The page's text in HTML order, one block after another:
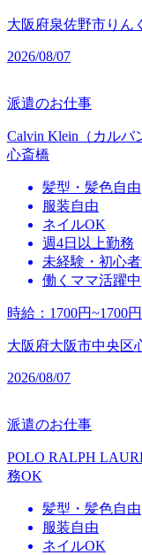
大阪府泉佐野市りん
2026/08/07
派遣のお仕事
Calvin Klein（カル
心斎橋
髪型・髪色自由
服装自由
ネイルOK
週4日以上勤務
未経験・初心
働くママ活躍中
時給 ： 1700円~1700円
大阪府大阪市中央区
2026/08/07
派遣のお仕事
POLO RALPH
務OK
髪型・髪色自由
服装自由
ネイルOK